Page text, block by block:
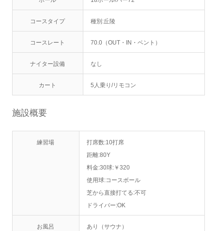
コースタイプ 種別:丘陵
コースレート 70.0（OUT・IN・ベント）
ナイター設備 なし
カート 5人乗り/リモコン
施設概要
練習場
打席数:10打席
距離:80Y
料金:30球:￥320
使用球:コースボール
芝から直接打てる:不可
ドライバー:OK
お風呂 あり（サウナ）